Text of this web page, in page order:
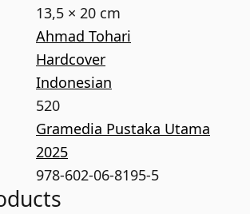
13,5 × 20 cm
Ahmad Tohari
Hardcover
Indonesian
520
Gramedia Pustaka Utama
2025
978-602-06-8195-5